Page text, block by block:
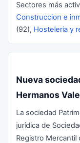
Sectores más
Construccion e
(92), Hosteleria y
Nueva
Hermanos
La sociedad
jurídica de
Registro Mercantil